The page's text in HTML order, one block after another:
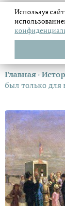
Главная ›
был только для
Используя